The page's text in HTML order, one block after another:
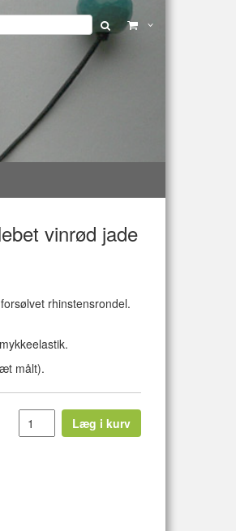
vinrød jade
rhinstensrondel.
målt).
Læg i kurv